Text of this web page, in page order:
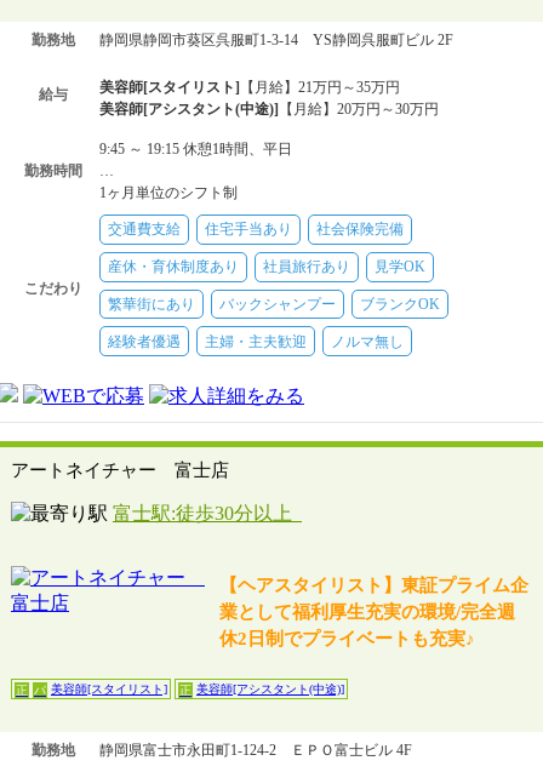
勤務地 静岡県静岡市葵区呉服町1‐3‐14 YS静岡呉服町ビル 2F
給与 美容師[スタイリスト]
【月給】21万円～35万円
美容師[アシスタント(中途)]
【月給】20万円～30万円
勤務時間
9:45 ～ 19:15 休憩1時間、平日
…
1ヶ月単位のシフト制
こだわり
交通費支給 住宅手当あり 社会保険完備
産休・育休制度あり 社員旅行あり 見学OK
繁華街にあり バックシャンプー ブランクOK
経験者優遇 主婦・主夫歓迎 ノルマ無し
アートネイチャー 富士店
富士駅:徒歩30分以上
【ヘアスタイリスト】東証プライム企
業として福利厚生充実の環境/完全週
休2日制でプライベートも充実♪
正 パ 美容師[スタイリスト] 正 美容師[アシスタント(中途)]
勤務地 静岡県富士市永田町1-124-2 ＥＰＯ富士ビル 4F